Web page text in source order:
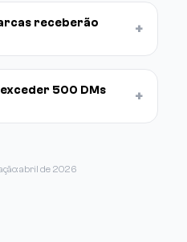
receberão
+
500 DMs
+
abril de 2026